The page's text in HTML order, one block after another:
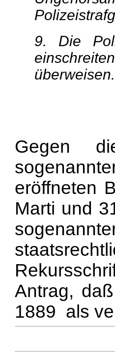
9. Die
Gegen
eröffneten
Marti und
Antrag,
1889 als